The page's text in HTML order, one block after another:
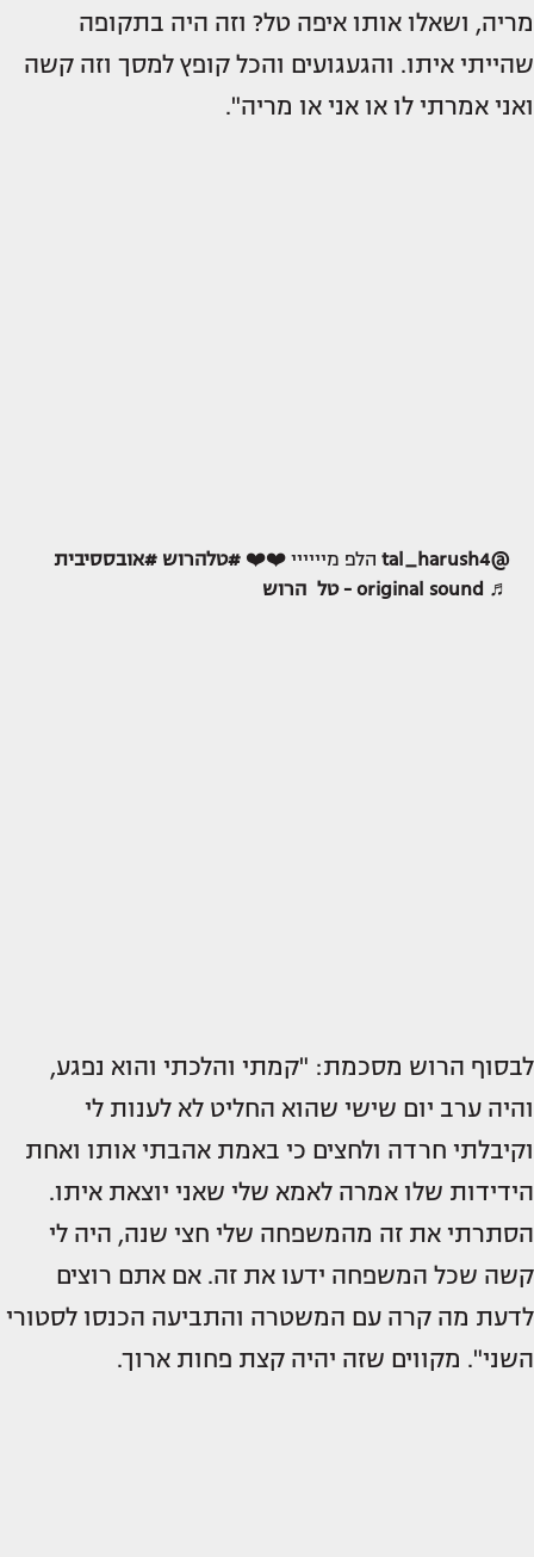
מריה, ושאלו אותו איפה טל? וזה היה בתקופה
שהייתי איתו. והגעגועים והכל קופץ למסך וזה קשה
ואני אמרתי לו או אני או מריה".
@tal_harush4 הלפ מיייייי ❤️❤️ #טלהרוש #אובססיבית
♬ original sound - טל הרוש
לבסוף הרוש מסכמת: "קמתי והלכתי והוא נפגע,
והיה ערב יום שישי שהוא החליט לא לענות לי
וקיבלתי חרדה ולחצים כי באמת אהבתי אותו ואחת
הידידות שלו אמרה לאמא שלי שאני יוצאת איתו.
הסתרתי את זה מהמשפחה שלי חצי שנה, היה לי
קשה שכל המשפחה ידעו את זה. אם אתם רוצים
לדעת מה קרה עם המשטרה והתביעה הכנסו לסטורי
השני". מקווים שזה יהיה קצת פחות ארוך.